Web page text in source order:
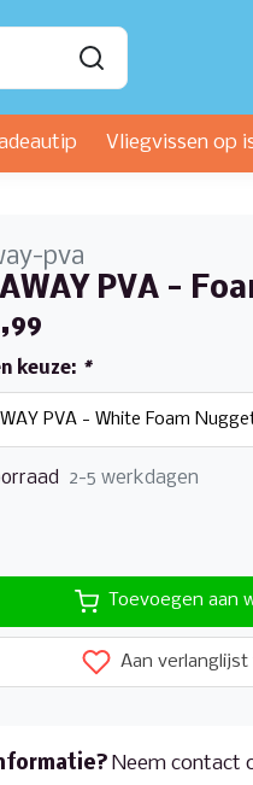
Vliegvissen op
pva
PVA -
keuze: *
2-5 werkdagen
Toevoegen aan
Aan
Neem contact